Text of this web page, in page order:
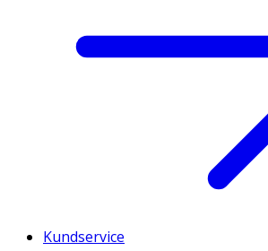
Kundservice